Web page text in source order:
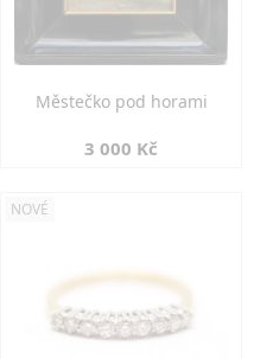
Městečko pod horami
3 000 Kč
NOVÉ